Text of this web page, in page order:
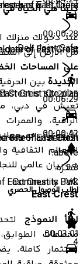
كيف هي الحياة
عند دخولك منزلك
من الأرض إلى
على المساحات
الجديدة بين
تعيش في دبي،
الراقية،
الأيقونية،
المعالم
هو بيان عالمي
اطلب الوصول الحصري
املأ النموذج
مخططات
استثمار
00:00:28
Deli Joint Cafe
00:06:29
00:00:42
منتزه
Community Park
00:03:01
has is 15 floors.
of East Crest?
of East Crest.
of East Crest?
Crest is 1Q/2025
Crest site plan?
Site Plan section
above.
of East Crest?
East Crest is JVC.
East Crest
4